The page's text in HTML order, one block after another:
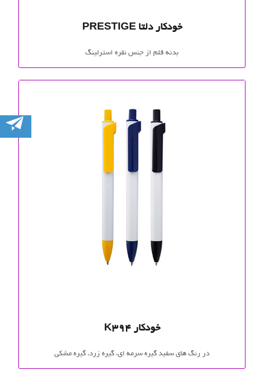
خودکار دلتا PRESTIGE
بدنه قلم از جنس نقره استرلینگ
خودکار K394
در رنگ های سفید گیره سرمه ای، گیره زرد، گیره مشکی